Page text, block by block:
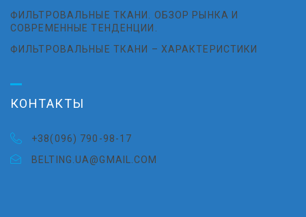
ФИЛЬТРОВАЛЬНЫЕ ТКАНИ. ОБЗОР РЫНКА И
СОВРЕМЕННЫЕ ТЕНДЕНЦИИ.
ФИЛЬТРОВАЛЬНЫЕ ТКАНИ – ХАРАКТЕРИСТИКИ
КОНТАКТЫ
+38(096) 790-98-17
BELTING.UA@GMAIL.COM